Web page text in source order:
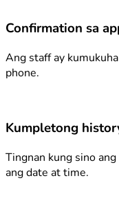
Confirmation sa
Ang staff ay
phone.
Kumpletong
Tingnan kung sino
ang date at time.